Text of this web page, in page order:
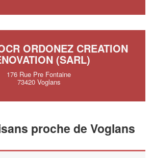
ORDONEZ CREATION
(SARL)
176 Rue Pre Fontaine
73420 Voglans
proche de Voglans